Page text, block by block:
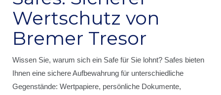
Wertschutz von
Bremer Tresor
Wissen Sie, warum sich ein Safe für Sie lohnt? Safes bieten
Ihnen eine sichere Aufbewahrung für unterschiedliche
Gegenstände: Wertpapiere, persönliche Dokumente,